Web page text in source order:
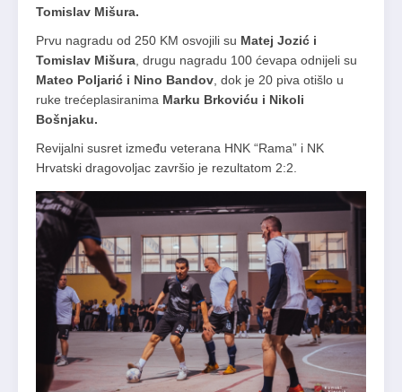
Tomislav Mišura.
Prvu nagradu od 250 KM osvojili su Matej Jozić i
Tomislav Mišura , drugu nagradu 100 ćevapa odnijeli su
Mateo Poljarić i Nino Bandov , dok je 20 piva otišlo u
ruke trećeplasiranima Marku Brkoviću i Nikoli
Bošnjaku.
Revijalni susret između veterana HNK “Rama” i NK
Hrvatski dragovoljac završio je rezultatom 2:2.